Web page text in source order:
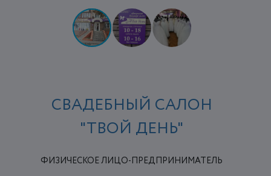
СВАДЕБНЫЙ САЛОН
"ТВОЙ ДЕНЬ"
ФИЗИЧЕСКОЕ ЛИЦО-ПРЕДПРИНИМАТЕЛЬ